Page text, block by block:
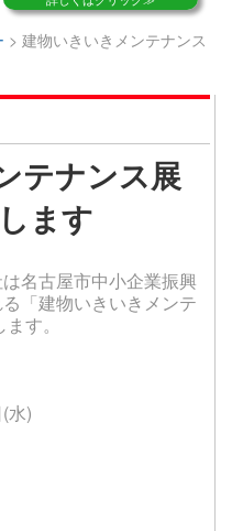
> 建物いきいきメンテナンス
テナンス展
ます
名古屋市中小企業振興
「建物いきいきメンテ
す。
水)